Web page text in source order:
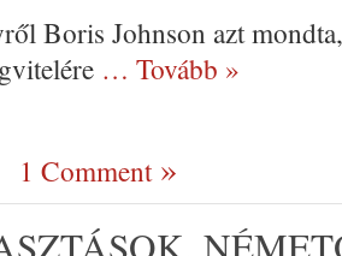
Boris Johnson azt
… Tovább »
1 Comment